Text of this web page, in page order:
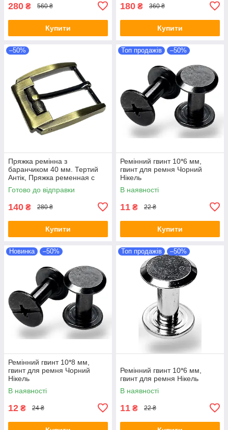
280 ₴ 560 ₴
Купити
180 ₴ 360 ₴
Купити
–50%
Пряжка ремінна з
баранчиком 40 мм. Тертий
Антік, Пряжка ременная с
барашком 40 мм. Тертый
Антик
Готово до відправки
140 ₴ 280 ₴
Купити
Топ продажів –50%
Ремінний гвинт 10*6 мм,
гвинт для ремня Чорний
Нікель
В наявності
11 ₴ 22 ₴
Купити
Новинка –50%
Ремінний гвинт 10*8 мм,
гвинт для ремня Чорний
Нікель
В наявності
12 ₴ 24 ₴
Топ продажів –50%
Ремінний гвинт 10*6 мм,
гвинт для ремня Нікель
В наявності
11 ₴ 22 ₴